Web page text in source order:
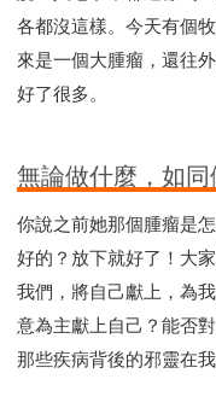
各都沒這樣。今天有個
來是一個大腫瘤，還往
好了很多。
無論做什麼，如同
你說之前她那個腫瘤是
好的？放下就好了！大
我們，將自己獻上，為
意為主獻上自己？能否
那些疾病背後的邪靈在